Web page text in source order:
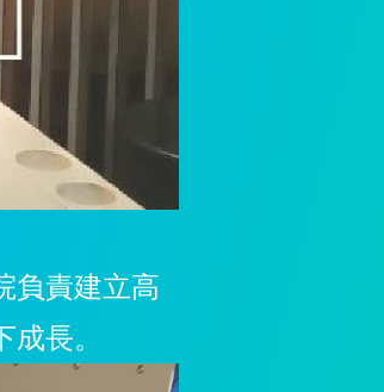
負責建立高
長。